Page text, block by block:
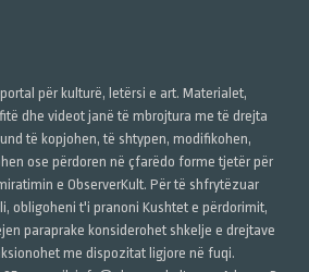
për kulturë, letërsi e art. Materialet,
dhe videot janë të mbrojtura me të drejta
të kopjohen, të shtypen, modifikohen,
ose përdoren në çfarëdo forme tjetër për
e ObserverKult. Për të shfrytëzuar
obligoheni t'i pranoni Kushtet e përdorimit,
paraprake konsiderohet shkelje e drejtave
me dispozitat ligjore në fuqi.